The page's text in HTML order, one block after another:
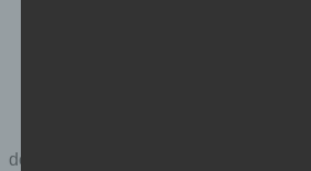
der neue film von